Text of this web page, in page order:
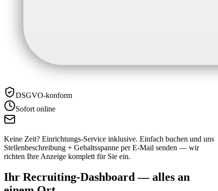
DSGVO-konform
Sofort online
Keine Zeit? Einrichtungs-Service inklusive. Einfach buchen und uns
Stellenbeschreibung + Gehaltsspanne per E-Mail senden — wir
richten Ihre Anzeige komplett für Sie ein.
Ihr Recruiting-Dashboard — alles an